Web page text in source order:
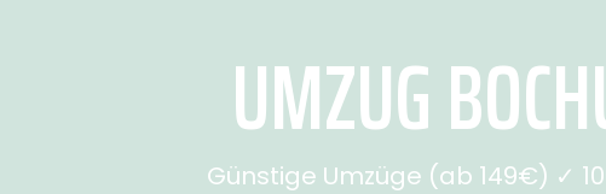
UMZUG
Günstige Umzüge (ab 149€) ✓